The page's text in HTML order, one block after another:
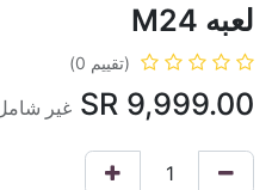
لعبه M24
(تقييم 0)
9,999.00 غير